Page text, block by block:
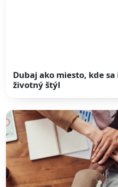
Dubaj ako miesto, kde
životný štýl